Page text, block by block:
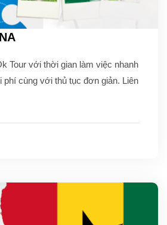
Tour với thời gian làm việc nhanh
phí cùng với thủ tục đơn giản. Liên